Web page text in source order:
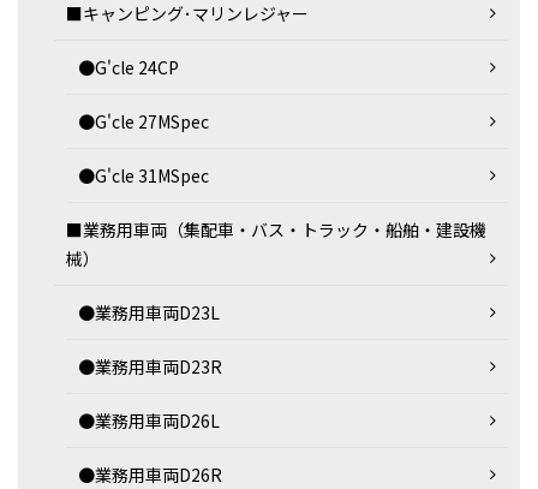
■キャンピング･マリンレジャー
●G'cle 24CP
●G'cle 27MSpec
●G'cle 31MSpec
■業務用車両（集配車・バス・トラック・船舶・建設機
械）
●業務用車両D23L
●業務用車両D23R
●業務用車両D26L
●業務用車両D26R